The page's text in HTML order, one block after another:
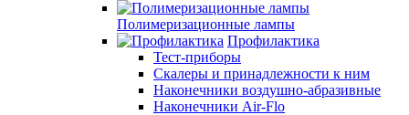
Полимеризационные лампы
Профилактика
Тест-приборы
Скалеры и принадлежности к ним
Наконечники воздушно-абразивные
Наконечники Air-Flo